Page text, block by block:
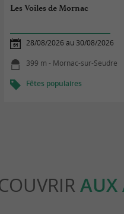
Les Voiles de Mornac
28/08/2026 au 30/08/2026
399 m - Mornac-sur-Seudre
Fêtes populaires
AUX